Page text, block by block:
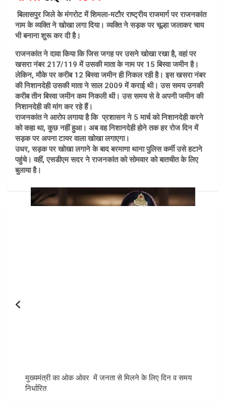
बिलासपुर जिले के मंगरोट में शिमला-मटौर राष्ट्रीय राजमार्ग पर राजनकांत
नाम के व्यक्ति ने खोखा लगा दिया। व्यक्ति ने सड़क पर चूल्हा जलाकर चाय
भी बनाना शुरू कर दी है।
राजनकांत ने दावा किया कि जिस जगह पर उसने खोखा रखा है, वहां पर
खसरा नंबर 217/119 में उसकी माता के नाम पर 15 बिस्वा जमीन है।
लेकिन, मौके पर करीब 12 बिस्वा जमीन ही निकल रही है। इस खसरा नंबर
की निशानदेही उसकी माता ने साल 2009 में कराई थी। उस समय उनकी
करीब तीन बिस्वा जमीन कम निकली थी। उस समय से वे अपनी जमीन की
निशानदेही की मांग कर रहे हैं।
राजनकांत ने आरोप लगाया है कि प्रशासन ने 5 मार्च को निशानदेही करने
को कहा था, कुछ नहीं हुआ। अब वह निशानदेही होने तक हर रोज दिन में
सड़क पर अपना टायर वाला खोखा लगाएगा।
उधर, सड़क पर खोखा लगाने के बाद बरमाणा थाना पुलिस कर्मी उसे हटाने
पहुंचे। वहीं, एसडीएम सदर ने राजनकांत को सोमवार को बातचीत के लिए
बुलाया है।
मुख्यमंत्री का ओक ओवर में जनता से मिलने के लिए दिन व समय
निर्धारित